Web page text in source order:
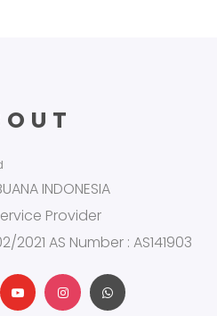
INDONESIA
Provider
2021 AS Number : AS141903